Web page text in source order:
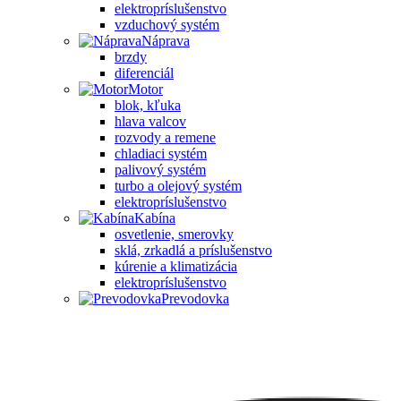
elektropríslušenstvo
vzduchový systém
Náprava
brzdy
diferenciál
Motor
blok, kľuka
hlava valcov
rozvody a remene
chladiaci systém
palivový systém
turbo a olejový systém
elektropríslušenstvo
Kabína
osvetlenie, smerovky
sklá, zrkadlá a príslušenstvo
kúrenie a klimatizácia
elektropríslušenstvo
Prevodovka